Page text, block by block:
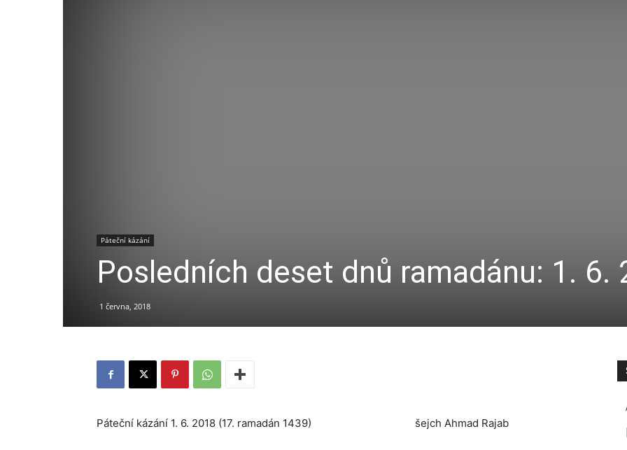
Páteční kázání
Posledních deset dnů ramadánu: 1. 6.
1 června, 2018
Páteční kázání 1. 6. 2018 (17. ramadán 1439) šejch Ahmad Rajab